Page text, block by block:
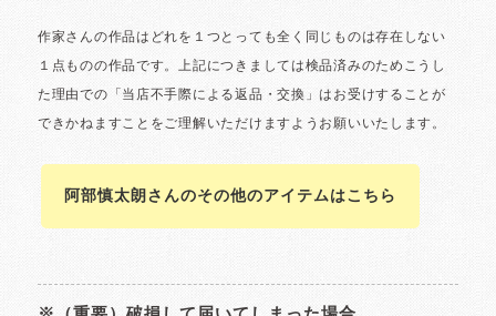
阿部慎太朗さんのその他のアイテムはこちら